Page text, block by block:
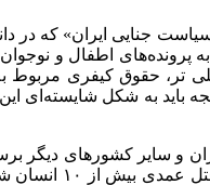
جنایی ایران» که در
اطفال و نوجوان،
تر، حقوق کیفری مربوط
باید به شکل شایسته‌ای
و سایر کشورهای دیگر
در شکل‌گیری شخصیتی در دوران